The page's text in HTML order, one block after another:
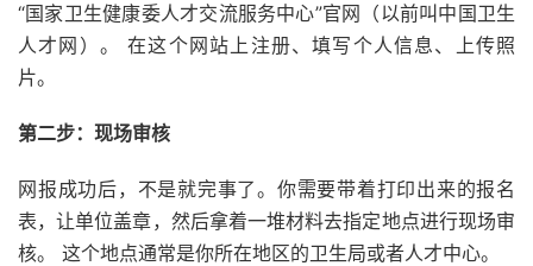
“国家卫生健康委人才交流服务中心”官网（以前叫中国卫生
人才网）。 在这个网站上注册、填写个人信息、上传照
片。
第二步：现场审核
网报成功后，不是就完事了。你需要带着打印出来的报名
表，让单位盖章，然后拿着一堆材料去指定地点进行现场审
核。 这个地点通常是你所在地区的卫生局或者人才中心。